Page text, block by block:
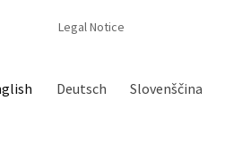
Legal Notice
Deutsch Slovenščina